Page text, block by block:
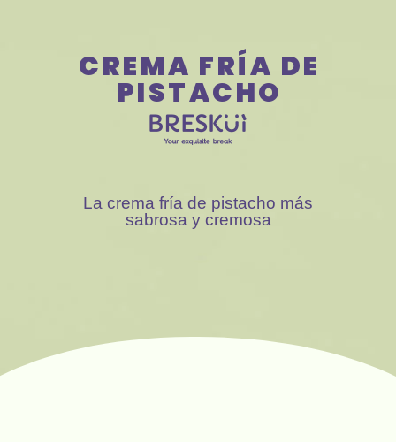
CREMA FRÍA DE
PISTACHO
La crema fría de pistacho más
sabrosa y cremosa